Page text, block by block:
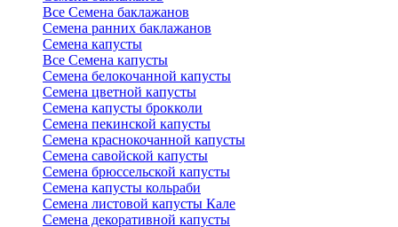
Все Семена баклажанов
Семена ранних баклажанов
Семена капусты
Все Семена капусты
Семена белокочанной капусты
Семена цветной капусты
Семена капусты брокколи
Семена пекинской капусты
Семена краснокочанной капусты
Семена савойской капусты
Семена брюссельской капусты
Семена капусты кольраби
Семена листовой капусты Кале
Семена декоративной капусты